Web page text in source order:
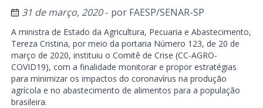
31 de março, 2020- por FAESP/SENAR-SP
A ministra de Estado da Agricultura, Pecuaria e Abastecimento,
Tereza Cristina, por meio da portaria Número 123, de 20 de
março de 2020, instituiu o Comitê de Crise (CC-AGRO-
COVID19), com a finalidade monitorar e propor estratégias
para minimizar os impactos do coronavírus na produção
agrícola e no abastecimento de alimentos para a população
brasileira.